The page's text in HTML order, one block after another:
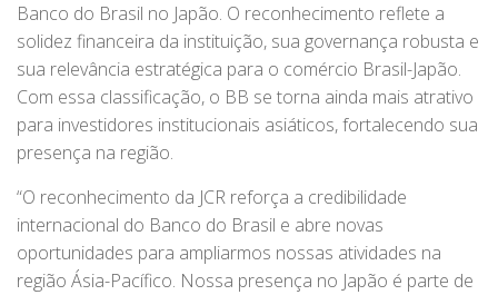
Banco do Brasil no Japão. O reconhecimento reflete a
solidez financeira da instituição, sua governança robusta e
sua relevância estratégica para o comércio Brasil-Japão.
Com essa classificação, o BB se torna ainda mais atrativo
para investidores institucionais asiáticos, fortalecendo sua
presença na região.
“O reconhecimento da JCR reforça a credibilidade
internacional do Banco do Brasil e abre novas
oportunidades para ampliarmos nossas atividades na
região Ásia-Pacífico. Nossa presença no Japão é parte de